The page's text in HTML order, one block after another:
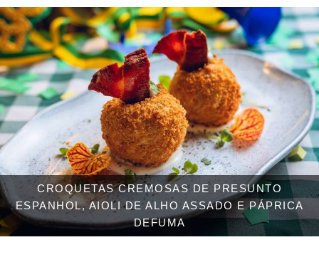
CROQUETAS CREMOSAS DE PRESUNTO
ESPANHOL, AIOLI DE ALHO ASSADO E PÁPRICA
DEFUMA